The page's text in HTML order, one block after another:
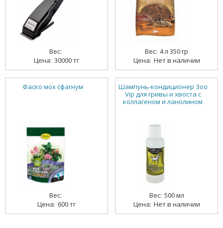
30000 тг
4 л 350 гр
Нет в наличии
Фаско мох сфагнум
600 тг
Шампунь-кондиционер Зоо
Vip для гривы и хвоста с
коллагеном и ланолином
500 мл
Нет в наличии